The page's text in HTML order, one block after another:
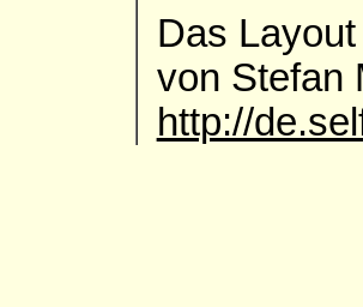
Das
von Stefan
http://